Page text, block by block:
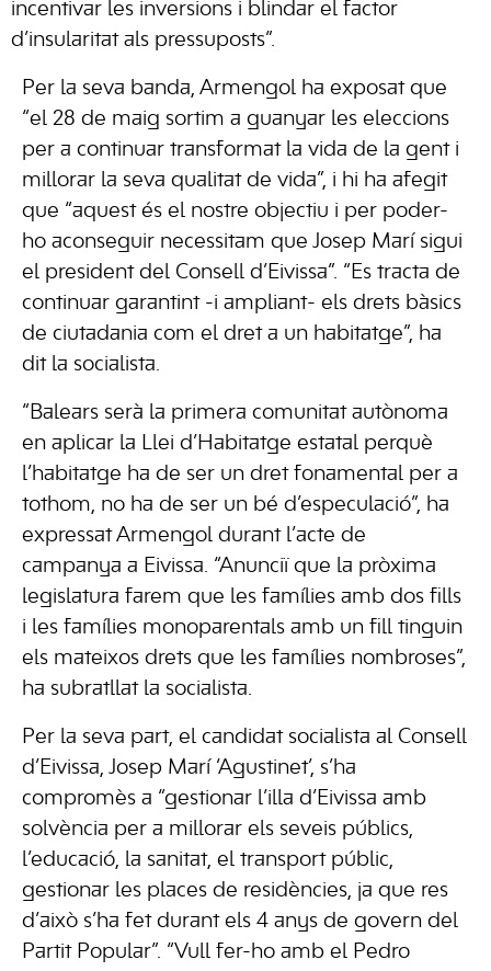
incentivar les inversions i blindar el factor
d’insularitat als pressuposts”.
Per la seva banda, Armengol ha exposat que
“el 28 de maig sortim a guanyar les eleccions
per a continuar transformat la vida de la gent i
millorar la seva qualitat de vida”, i hi ha afegit
que “aquest és el nostre objectiu i per poder-
ho aconseguir necessitam que Josep Marí sigui
el president del Consell d’Eivissa”. “Es tracta de
continuar garantint -i ampliant- els drets bàsics
de ciutadania com el dret a un habitatge”, ha
dit la socialista.
“Balears serà la primera comunitat autònoma
en aplicar la Llei d’Habitatge estatal perquè
l’habitatge ha de ser un dret fonamental per a
tothom, no ha de ser un bé d’especulació”, ha
expressat Armengol durant l’acte de
campanya a Eivissa. “Anunciï que la pròxima
legislatura farem que les famílies amb dos fills
i les famílies monoparentals amb un fill tinguin
els mateixos drets que les famílies nombroses”,
ha subratllat la socialista.
Per la seva part, el candidat socialista al Consell
d’Eivissa, Josep Marí ‘Agustinet’, s’ha
compromès a “gestionar l’illa d’Eivissa amb
solvència per a millorar els seveis públics,
l’educació, la sanitat, el transport públic,
gestionar les places de residències, ja que res
d’això s’ha fet durant els 4 anys de govern del
Partit Popular”. “Vull fer-ho amb el Pedro